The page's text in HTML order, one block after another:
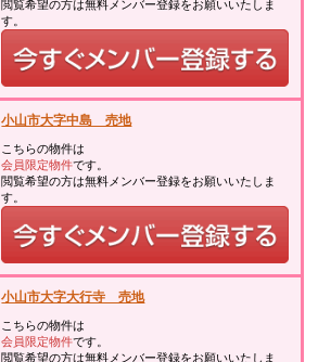
閲覧希望の方は無料メンバー登録をお願いいたしま
す。
小山市大字中島 売地
こちらの物件は
会員限定物件です。
閲覧希望の方は無料メンバー登録をお願いいたしま
す。
小山市大字大行寺 売地
こちらの物件は
会員限定物件です。
閲覧希望の方は無料メンバー登録をお願いいたしま